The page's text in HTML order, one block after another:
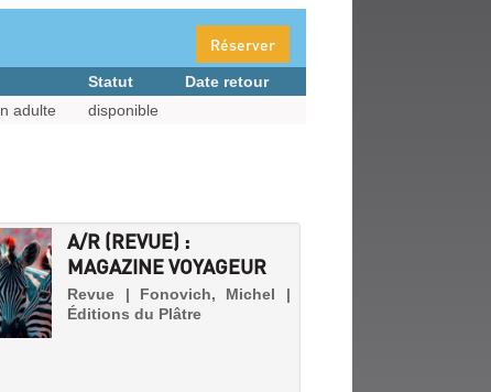
Réserver
Statut
Date retour
adulte disponible
A/R (REVUE) :
MAGAZINE VOYAGEUR
Revue | Fonovich, Michel |
Éditions du Plâtre